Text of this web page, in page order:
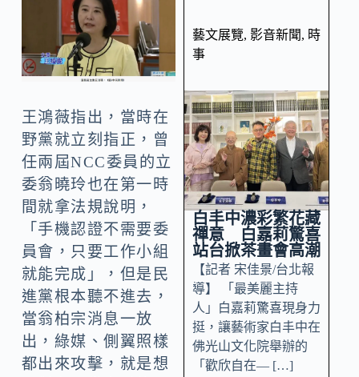
王鴻薇指出，當時在
野黨就立刻指正，曾
任兩屆NCC委員的立
委翁曉玲也在第一時
間就拿法規說明，
「手機認證不需要委
員會，只要工作小組
就能完成」，但是民
進黨根本聽不進去，
當翁柏宗消息一放
出，綠媒、側翼照樣
都出來攻擊，就是想
藝文展覽, 影音新聞, 時
事
白丰中濃彩繁花藏
禪意 白嘉莉驚喜
站台掀茶畫會高潮
【記者 宋佳景/台北報
導】 「最美麗主持
人」白嘉莉驚喜現身力
挺，讓藝術家白丰中在
佛光山文化院舉辦的
「歡欣自在— […]